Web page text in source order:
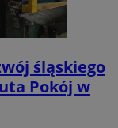
śląskiego
Pokój w